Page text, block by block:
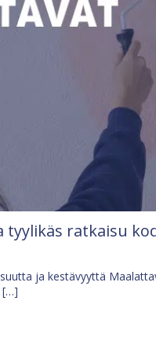
tyylikäs ratkaisu
ja kestävyyttä
[…]